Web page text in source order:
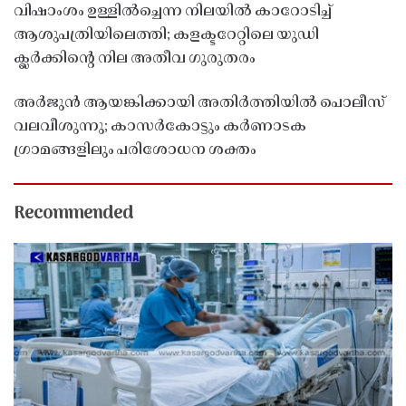
വിഷാംശം ഉള്ളിൽച്ചെന്ന നിലയിൽ കാറോടിച്ച്
ആശുപത്രിയിലെത്തി; കളക്ടറേറ്റിലെ യുഡി
ക്ലർക്കിൻ്റെ നില അതീവ ഗുരുതരം
അർജുൻ ആയങ്കിക്കായി അതിർത്തിയിൽ പൊലീസ്
വലവീശുന്നു; കാസർകോട്ടും കർണാടക
ഗ്രാമങ്ങളിലും പരിശോധന ശക്തം
Recommended